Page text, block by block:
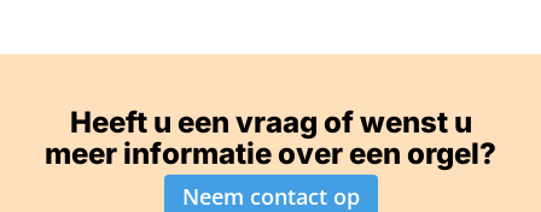
Heeft u een vraag of wenst u
meer informatie over een orgel?
Neem contact op